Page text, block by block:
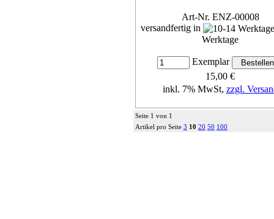
Art-Nr. ENZ-00008
versandfertig in
Werktage
Exemplar
15,00 €
inkl. 7% MwSt, zzgl.
Details...
Seite 1 von 1
Artikel pro Seite 3 10 20 50 100